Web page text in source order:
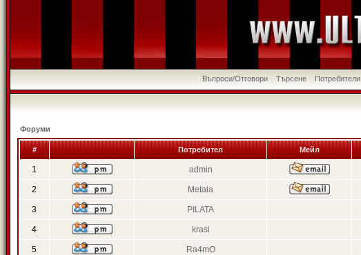
Въпроси/Отговори Търсене Потребители
Форуми
# Потребител Мейл
1 admin
2 Metala
3 PILATA
4 krasi
5 Ra4mO